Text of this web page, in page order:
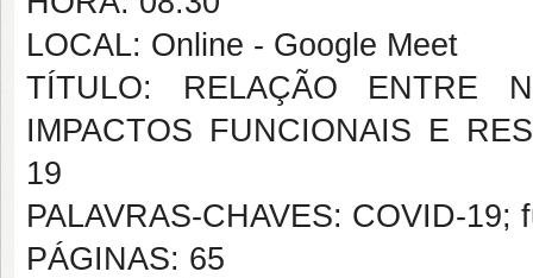
LOCAL: Online - Google Meet
TÍTULO: RELAÇÃO ENTRE
IMPACTOS FUNCIONAIS E
19
PALAVRAS-CHAVES: COVID-
PÁGINAS: 65